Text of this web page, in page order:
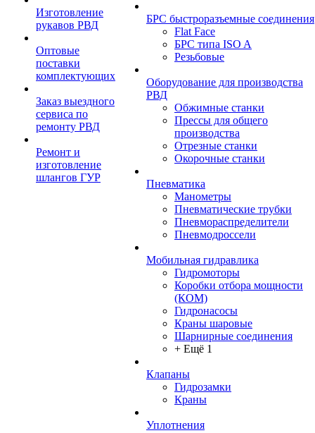
Изготовление
рукавов РВД
Оптовые
поставки
комплектующих
Заказ выездного
сервиса по
ремонту РВД
Ремонт и
изготовление
шлангов ГУР
БРС быстроразъемные соединения
Flat Face
БРС типа ISO A
Резьбовые
Оборудование для производства
РВД
Обжимные станки
Прессы для общего
производства
Отрезные станки
Окорочные станки
Пневматика
Манометры
Пневматические трубки
Пневмораспределители
Пневмодроссели
Мобильная гидравлика
Гидромоторы
Коробки отбора мощности
(КОМ)
Гидронасосы
Краны шаровые
Шарнирные соединения
+ Ещё 1
Клапаны
Гидрозамки
Краны
Уплотнения